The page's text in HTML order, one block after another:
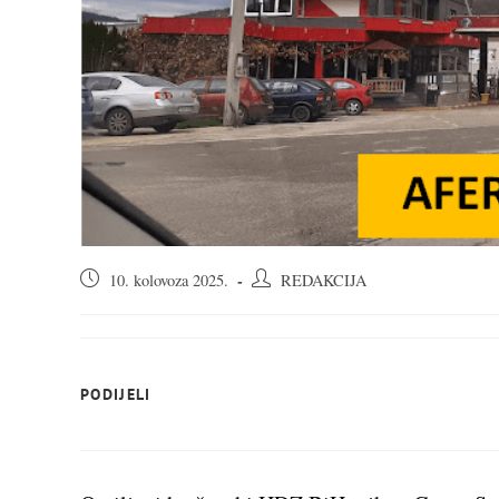
Objava10. kolovoza 2025.
AutorREDAKCIJA
PODIJELI